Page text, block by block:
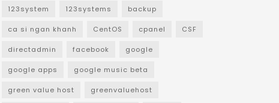
123system 123systems backup
ca si ngan khanh CentOS cpanel CSF
directadmin facebook google
google apps google music beta
green value host greenvaluehost